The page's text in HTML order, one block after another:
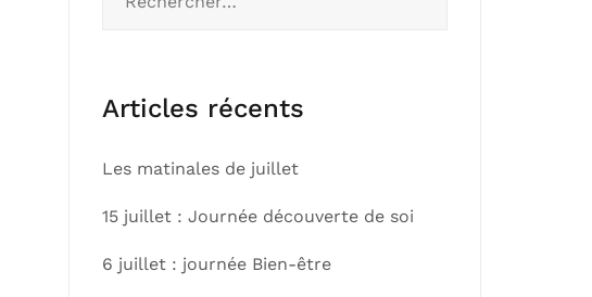
Articles récents
Les matinales de juillet
15 juillet : Journée découverte de soi
6 juillet : journée Bien-être